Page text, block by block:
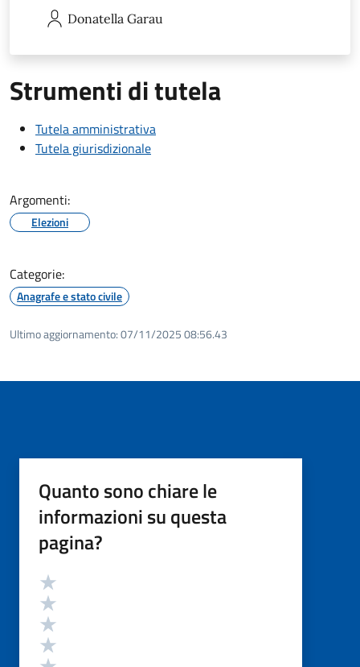
Donatella Garau
Strumenti di tutela
Tutela amministrativa
Tutela giurisdizionale
Argomenti:
Elezioni
Categorie:
Anagrafe e stato civile
Ultimo aggiornamento:07/11/2025 08:56.43
Quanto sono chiare le
informazioni su questa
pagina?
Valutazione